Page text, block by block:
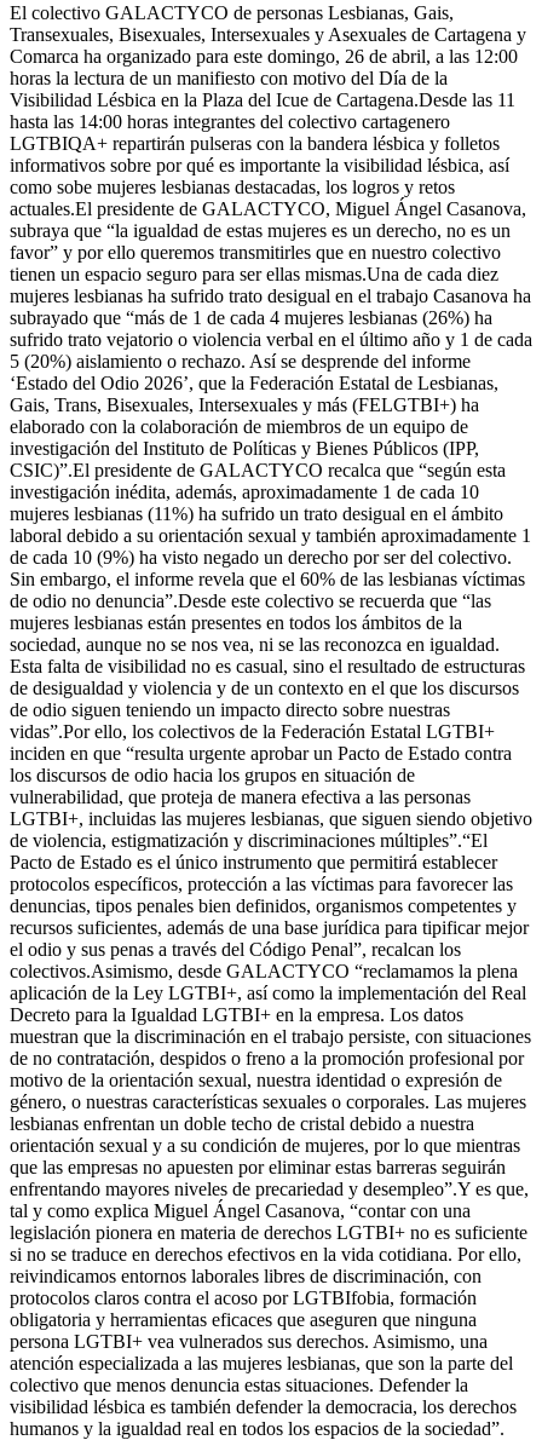
El colectivo GALACTYCO de personas Lesbianas, Gais,
Transexuales, Bisexuales, Intersexuales y Asexuales de Cartagena y
Comarca ha organizado para este domingo, 26 de abril, a las 12:00
horas la lectura de un manifiesto con motivo del Día de la
Visibilidad Lésbica en la Plaza del Icue de Cartagena.Desde las 11
hasta las 14:00 horas integrantes del colectivo cartagenero
LGTBIQA+ repartirán pulseras con la bandera lésbica y folletos
informativos sobre por qué es importante la visibilidad lésbica, así
como sobe mujeres lesbianas destacadas, los logros y retos
actuales.El presidente de GALACTYCO, Miguel Ángel Casanova,
subraya que “la igualdad de estas mujeres es un derecho, no es un
favor” y por ello queremos transmitirles que en nuestro colectivo
tienen un espacio seguro para ser ellas mismas.Una de cada diez
mujeres lesbianas ha sufrido trato desigual en el trabajo Casanova ha
subrayado que “más de 1 de cada 4 mujeres lesbianas (26%) ha
sufrido trato vejatorio o violencia verbal en el último año y 1 de cada
5 (20%) aislamiento o rechazo. Así se desprende del informe
‘Estado del Odio 2026’, que la Federación Estatal de Lesbianas,
Gais, Trans, Bisexuales, Intersexuales y más (FELGTBI+) ha
elaborado con la colaboración de miembros de un equipo de
investigación del Instituto de Políticas y Bienes Públicos (IPP,
CSIC)”.El presidente de GALACTYCO recalca que “según esta
investigación inédita, además, aproximadamente 1 de cada 10
mujeres lesbianas (11%) ha sufrido un trato desigual en el ámbito
laboral debido a su orientación sexual y también aproximadamente 1
de cada 10 (9%) ha visto negado un derecho por ser del colectivo.
Sin embargo, el informe revela que el 60% de las lesbianas víctimas
de odio no denuncia”.Desde este colectivo se recuerda que “las
mujeres lesbianas están presentes en todos los ámbitos de la
sociedad, aunque no se nos vea, ni se las reconozca en igualdad.
Esta falta de visibilidad no es casual, sino el resultado de estructuras
de desigualdad y violencia y de un contexto en el que los discursos
de odio siguen teniendo un impacto directo sobre nuestras
vidas”.Por ello, los colectivos de la Federación Estatal LGTBI+
inciden en que “resulta urgente aprobar un Pacto de Estado contra
los discursos de odio hacia los grupos en situación de
vulnerabilidad, que proteja de manera efectiva a las personas
LGTBI+, incluidas las mujeres lesbianas, que siguen siendo objetivo
de violencia, estigmatización y discriminaciones múltiples”.“El
Pacto de Estado es el único instrumento que permitirá establecer
protocolos específicos, protección a las víctimas para favorecer las
denuncias, tipos penales bien definidos, organismos competentes y
recursos suficientes, además de una base jurídica para tipificar mejor
el odio y sus penas a través del Código Penal”, recalcan los
colectivos.Asimismo, desde GALACTYCO “reclamamos la plena
aplicación de la Ley LGTBI+, así como la implementación del Real
Decreto para la Igualdad LGTBI+ en la empresa. Los datos
muestran que la discriminación en el trabajo persiste, con situaciones
de no contratación, despidos o freno a la promoción profesional por
motivo de la orientación sexual, nuestra identidad o expresión de
género, o nuestras características sexuales o corporales. Las mujeres
lesbianas enfrentan un doble techo de cristal debido a nuestra
orientación sexual y a su condición de mujeres, por lo que mientras
que las empresas no apuesten por eliminar estas barreras seguirán
enfrentando mayores niveles de precariedad y desempleo”.Y es que,
tal y como explica Miguel Ángel Casanova, “contar con una
legislación pionera en materia de derechos LGTBI+ no es suficiente
si no se traduce en derechos efectivos en la vida cotidiana. Por ello,
reivindicamos entornos laborales libres de discriminación, con
protocolos claros contra el acoso por LGTBIfobia, formación
obligatoria y herramientas eficaces que aseguren que ninguna
persona LGTBI+ vea vulnerados sus derechos. Asimismo, una
atención especializada a las mujeres lesbianas, que son la parte del
colectivo que menos denuncia estas situaciones. Defender la
visibilidad lésbica es también defender la democracia, los derechos
humanos y la igualdad real en todos los espacios de la sociedad”.